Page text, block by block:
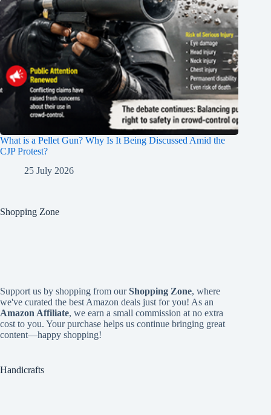
What is a Pellet Gun? Why Is It Being Discussed Amid the
CJP Protest?
25 July 2026
Shopping Zone
Support us by shopping from ourShopping Zone, where
we've curated the best Amazon deals just for you! As an
Amazon Affiliate, we earn a small commission at no extra
cost to you. Your purchase helps us continue bringing great
content—happy shopping!
Handicrafts